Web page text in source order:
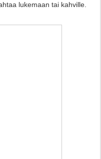
lukemaan tai kahville.